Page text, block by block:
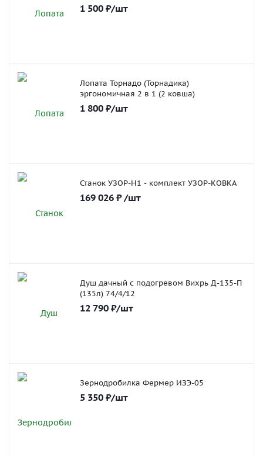
1 500 ₽/шт
Лопата Торнадо (Торнадика)
эргономичная 2 в 1 (2 ковша)
1 800 ₽/шт
Станок УЗОР-Н1 - комплект УЗОР-КОВКА
169 026 ₽ /шт
Душ дачный с подогревом Вихрь Д-135-П
(135л) 74/4/12
12 790 ₽/шт
Зернодробилка Фермер ИЗЭ-05
5 350 ₽/шт